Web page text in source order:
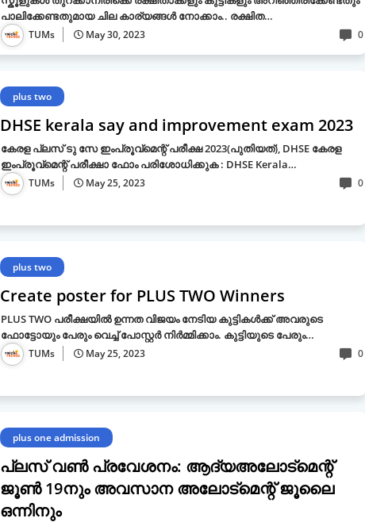
പാലിക്കേണ്ടതുമായ ചില കാര്യങ്ങൾ നോക്കാം.. രക്ഷിത…
TUMs May 30, 2023 0
plus two
DHSE kerala say and improvement exam 2023
കേരള പ്ലസ് ടു സേ ഇംപ്രൂവ്‌മെന്റ് പരീക്ഷ 2023(പുതിയത്), DHSE കേരള
ഇംപ്രൂവ്‌മെന്റ് പരീക്ഷാ ഫോം പരിശോധിക്കുക : DHSE Kerala…
TUMs May 25, 2023 0
plus two
Create poster for PLUS TWO Winners
PLUS TWO പരീക്ഷയിൽ ഉന്നത വിജയം നേടിയ കുട്ടികൾക്ക് അവരുടെ
ഫോട്ടോയും പേരും വെച്ച് പോസ്റ്റർ നിർമ്മിക്കാം. കുട്ടിയുടെ പേരും…
TUMs May 25, 2023 0
plus one admission
പ്ലസ് വൺ പ്രവേശനം: ആദ്യഅലോട്മെന്റ്
ജൂൺ 19നും അവസാന അലോട്മെന്റ് ജൂലൈ
ഒന്നിനും